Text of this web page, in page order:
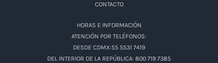
CONTACTO
HORAS E INFORMACIÓN
ATENCIÓN POR TELÉFONOS:
DESDE CDMX:55 5531 7419
DEL INTERIOR DE LA REPÚBLICA: 800 719 7385